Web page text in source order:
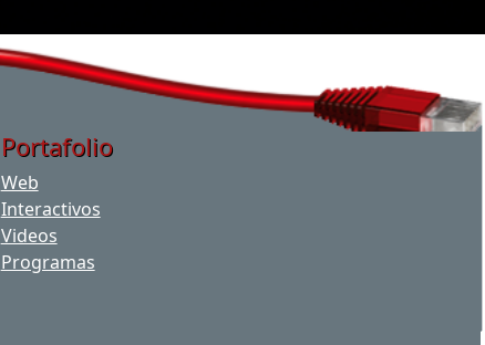
Portafolio
Web
Interactivos
Videos
Programas